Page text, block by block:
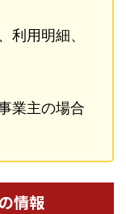
利用明細、
業主の場合
情報